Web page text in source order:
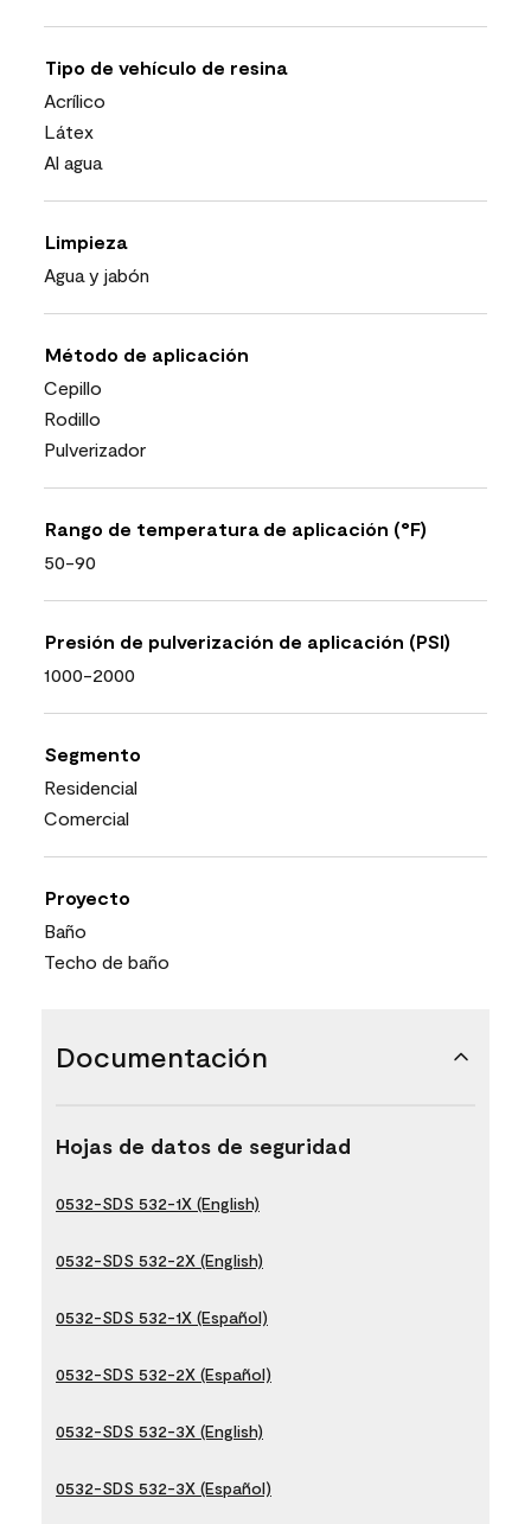
Tipo de vehículo de resina
Acrílico
Látex
Al agua
Limpieza
Agua y jabón
Método de aplicación
Cepillo
Rodillo
Pulverizador
Rango de temperatura de aplicación (°F)
50-90
Presión de pulverización de aplicación (PSI)
1000-2000
Segmento
Residencial
Comercial
Proyecto
Baño
Techo de baño
Documentación
Hojas de datos de seguridad
0532-SDS 532-1X (English)
0532-SDS 532-2X (English)
0532-SDS 532-1X (Español)
0532-SDS 532-2X (Español)
0532-SDS 532-3X (English)
0532-SDS 532-3X (Español)